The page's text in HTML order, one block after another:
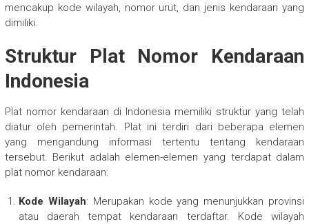
mencakup kode wilayah, nomor urut, dan jenis kendaraan yang
dimiliki.
Struktur Plat Nomor Kendaraan
Indonesia
Plat nomor kendaraan di Indonesia memiliki struktur yang telah
diatur oleh pemerintah. Plat ini terdiri dari beberapa elemen
yang mengandung informasi tertentu tentang kendaraan
tersebut. Berikut adalah elemen-elemen yang terdapat dalam
plat nomor kendaraan:
Kode Wilayah: Merupakan kode yang menunjukkan provinsi
atau daerah tempat kendaraan terdaftar. Kode wilayah